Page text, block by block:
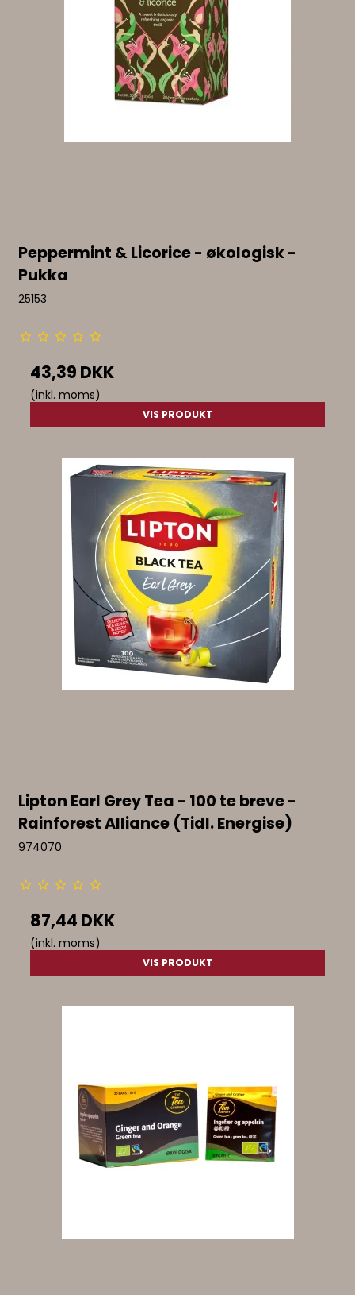
Peppermint & Licorice - økologisk -
Pukka
25153
43,39 DKK
(inkl. moms)
VIS PRODUKT
Lipton Earl Grey Tea - 100 te breve -
Rainforest Alliance (Tidl. Energise)
974070
87,44 DKK
(inkl. moms)
VIS PRODUKT